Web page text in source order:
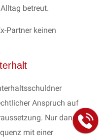
betreut.
Partner keinen
Anspruch auf
Nur dann ist
mit einer